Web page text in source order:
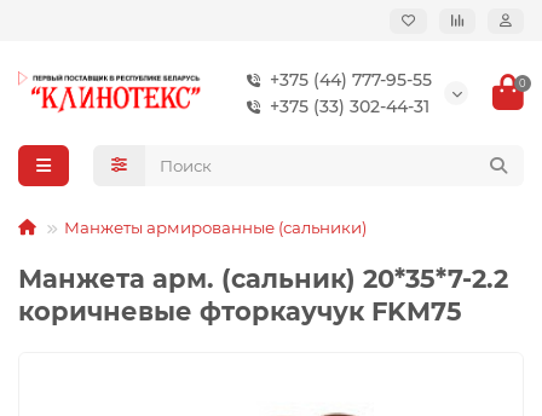
+375 (44) 777-95-55
+375 (33) 302-44-31
0
Манжеты армированные (сальники)
Манжета арм. (сальник) 20*35*7-2.2
коричневые фторкаучук FKM75